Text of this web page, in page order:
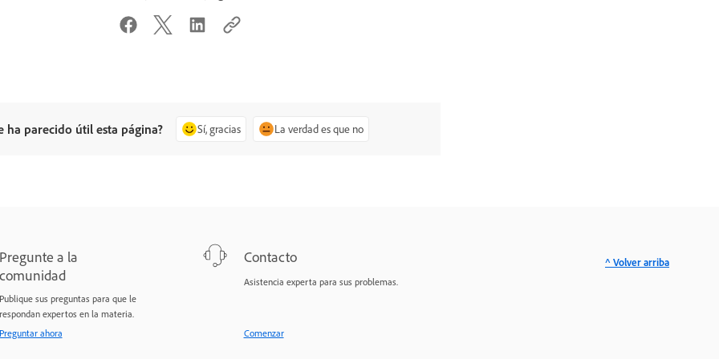
ha parecido útil esta página? Sí, gracias La verdad es que no
a la
sus preguntas para que le
expertos en la materia.
ahora
Contacto
Asistencia experta para sus problemas.
Comenzar
^ Volver arriba